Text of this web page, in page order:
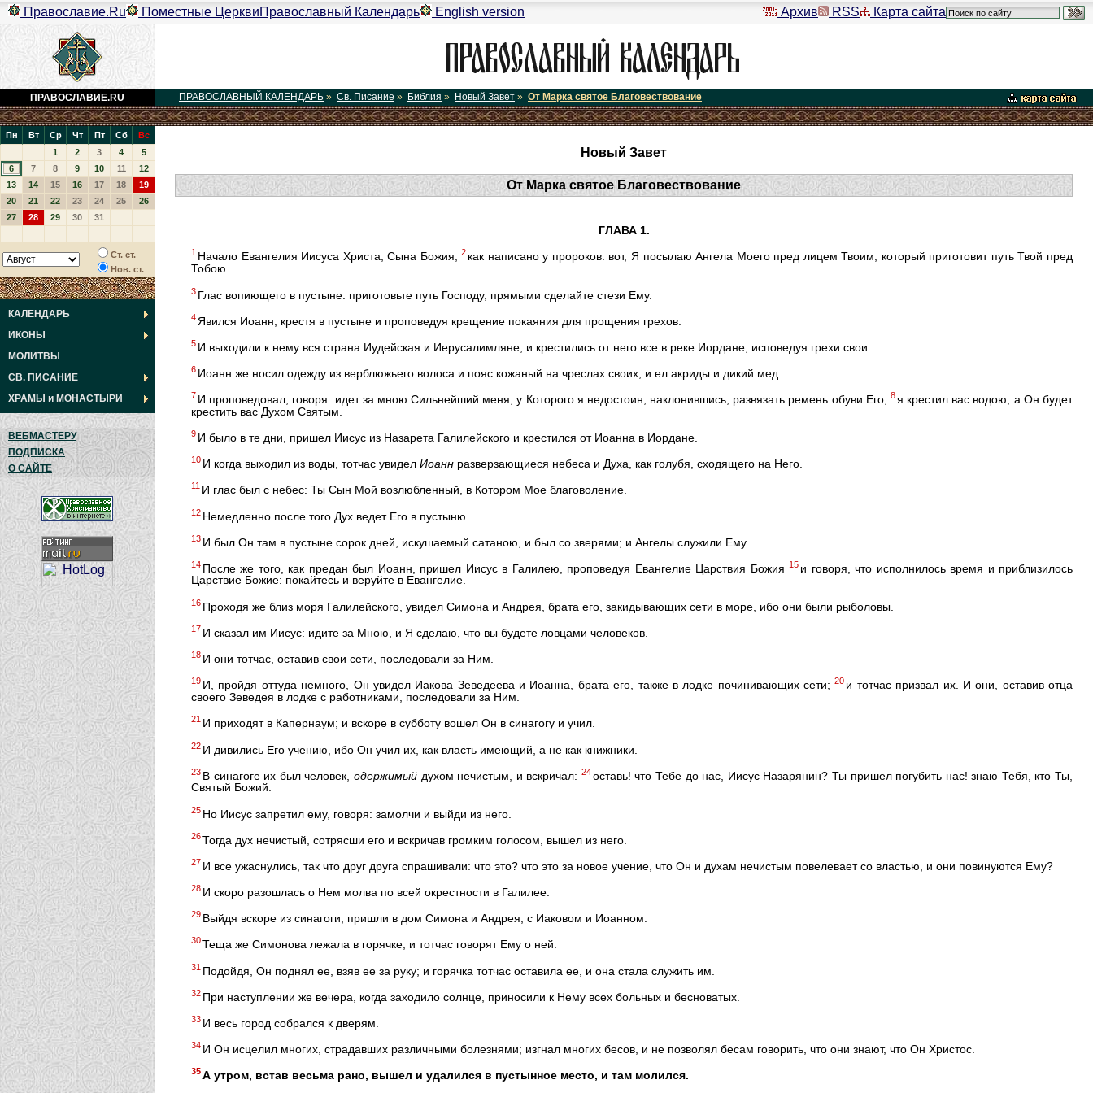
Архив RSS Карта сайта
Православие.Ru Поместные ЦерквиПравославный Календарь English version
ПРАВОСЛАВИЕ.RU ПРАВОСЛАВНЫЙ КАЛЕНДАРЬ » Св. Писание » Библия » Новый Завет » От Марка святое Благовествование
Пн Вт Ср Чт Пт Сб
Вс
1
2 3 4
5
6
7 8 9 10 11
12
13
14 15 16 17 18
19
20
21 22 23 24 25
26
27
28 29 30 31
Ст. ст.
Нов. ст.
КАЛЕНДАРЬ
ИКОНЫ
МОЛИТВЫ
СВ. ПИСАНИЕ
ХРАМЫ и МОНАСТЫРИ
ВЕБМАСТЕРУ
ПОДПИСКА
О САЙТЕ
Новый Завет
От Марка святое Благовествование
ГЛАВА 1.
1 Начало Евангелия Иисуса Христа, Сына Божия,2 как написано у пророков: вот, Я посылаю Ангела Моего пред лицем Твоим, который приготовит путь Твой пред
Тобою.
3 Глас вопиющего в пустыне: приготовьте путь Господу, прямыми сделайте стези Ему.
4 Явился Иоанн, крестя в пустыне и проповедуя крещение покаяния для прощения грехов.
5 И выходили к нему вся страна Иудейская и Иерусалимляне, и крестились от него все в реке Иордане, исповедуя грехи свои.
6 Иоанн же носил одежду из верблюжьего волоса и пояс кожаный на чреслах своих, и ел акриды и дикий мед.
7 И проповедовал, говоря: идет за мною Сильнейший меня, у Которого я недостоин, наклонившись, развязать ремень обуви Его; 8я крестил вас водою, а Он будет
крестить вас Духом Святым.
9 И было в те дни, пришел Иисус из Назарета Галилейского и крестился от Иоанна в Иордане.
10 И когда выходил из воды, тотчас увидел Иоанн разверзающиеся небеса и Духа, как голубя, сходящего на Него.
11 И глас был с небес: Ты Сын Мой возлюбленный, в Котором Мое благоволение.
12 Немедленно после того Дух ведет Его в пустыню.
13 И был Он там в пустыне сорок дней, искушаемый сатаною, и был со зверями; и Ангелы служили Ему.
14 После же того, как предан был Иоанн, пришел Иисус в Галилею, проповедуя Евангелие Царствия Божия15 и говоря, что исполнилось время и приблизилось
Царствие Божие: покайтесь и веруйте в Евангелие.
16 Проходя же близ моря Галилейского, увидел Симона и Андрея, брата его, закидывающих сети в море, ибо они были рыболовы.
17 И сказал им Иисус: идите за Мною, и Я сделаю, что вы будете ловцами человеков.
18 И они тотчас, оставив свои сети, последовали за Ним.
19 И, пройдя оттуда немного, Он увидел Иакова Зеведеева и Иоанна, брата его, также в лодке починивающих сети;20 и тотчас призвал их. И они, оставив отца
своего Зеведея в лодке с работниками, последовали за Ним.
21 И приходят в Капернаум; и вскоре в субботу вошел Он в синагогу и учил.
22 И дивились Его учению, ибо Он учил их, как власть имеющий, а не как книжники.
23 В синагоге их был человек, одержимыйдухом нечистым, и вскричал: 24оставь! что Тебе до нас, Иисус Назарянин? Ты пришел погубить нас! знаю Тебя, кто Ты,
Святый Божий.
25 Но Иисус запретил ему, говоря: замолчи и выйди из него.
26Тогда дух нечистый, сотрясши его и вскричав громким голосом, вышел из него.
27 И все ужаснулись, так что друг друга спрашивали: что это? что это за новое учение, что Он и духам нечистым повелевает со властью, и они повинуются Ему?
28 И скоро разошлась о Нем молва по всей окрестности в Галилее.
29 Выйдя вскоре из синагоги, пришли в дом Симона и Андрея, с Иаковом и Иоанном.
30Теща же Симонова лежала в горячке; и тотчас говорят Ему о ней.
31 Подойдя, Он поднял ее, взяв ее за руку; и горячка тотчас оставила ее, и она стала служить им.
32 При наступлении же вечера, когда заходило солнце, приносили к Нему всех больных и бесноватых.
33 И весь город собрался к дверям.
34 И Он исцелил многих, страдавших различными болезнями; изгнал многих бесов, и не позволял бесам говорить, что они знают, что Он Христос.
35А утром, встав весьма рано, вышел и удалился в пустынное место, и там молился.